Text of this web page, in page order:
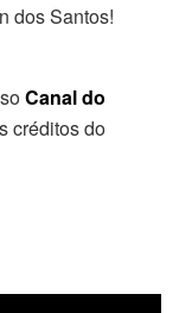
dos Santos!
Canal do
créditos do